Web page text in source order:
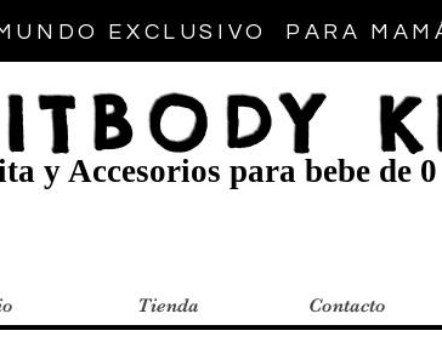
EXCLUSIVO PARA
y Accesorios para bebe de 0
Tienda Contacto